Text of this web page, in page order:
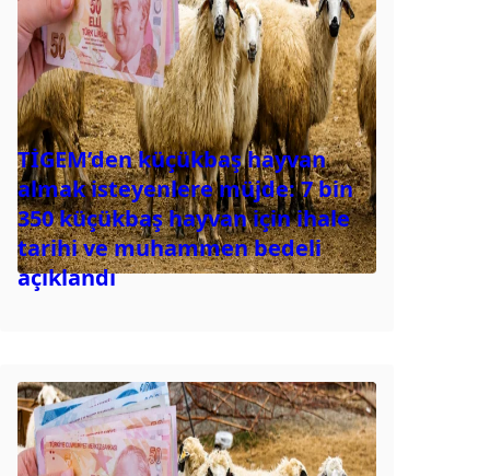
TİGEM’den küçükbaş hayvan
almak isteyenlere müjde: 7 bin
350 küçükbaş hayvan için ihale
tarihi ve muhammen bedeli
açıklandı